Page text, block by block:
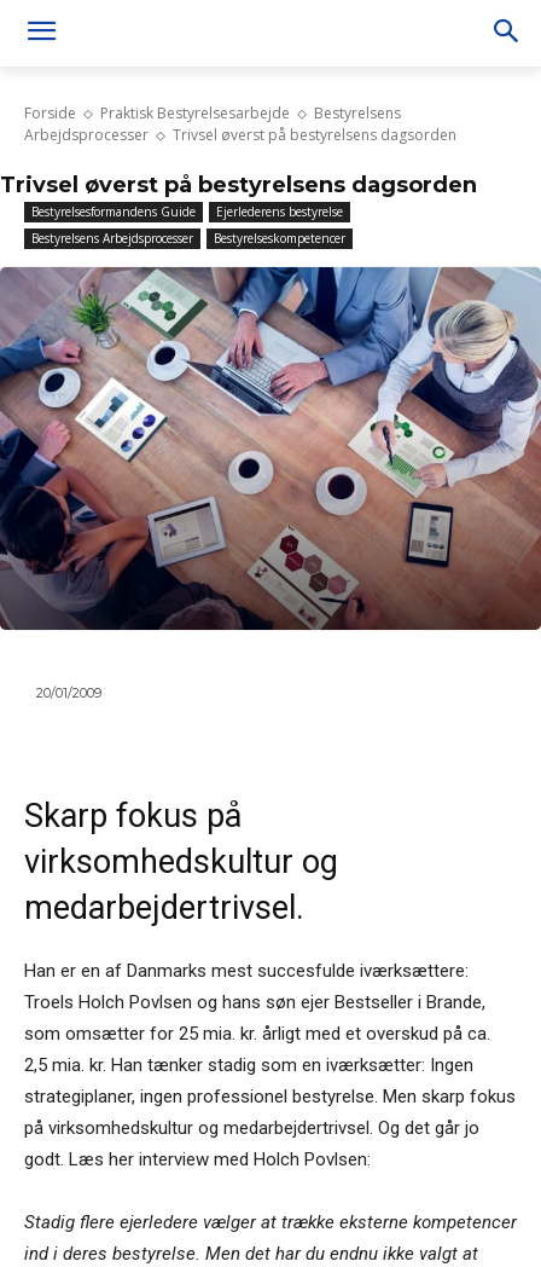
Forside Praktisk Bestyrelsesarbejde
Bestyrelsens
Arbejdsprocesser
Trivsel øverst på bestyrelsens dagsorden
Trivsel øverst på bestyrelsens dagsorden
Bestyrelsesformandens Guide
Ejerlederens bestyrelse
Bestyrelsens Arbejdsprocesser
Bestyrelseskompetencer
20/01/2009
Skarp fokus på
virksomhedskultur og
medarbejdertrivsel.
Han er en af Danmarks mest succesfulde iværksættere:
Troels Holch Povlsen og hans søn ejer Bestseller i Brande,
som omsætter for 25 mia. kr. årligt med et overskud på ca.
2,5 mia. kr. Han tænker stadig som en iværksætter: Ingen
strategiplaner, ingen professionel bestyrelse. Men skarp fokus
på virksomhedskultur og medarbejdertrivsel. Og det går jo
godt. Læs her interview med Holch Povlsen:
Stadig flere ejerledere vælger at trække eksterne kompetencer
ind i deres bestyrelse. Men det har du endnu ikke valgt at